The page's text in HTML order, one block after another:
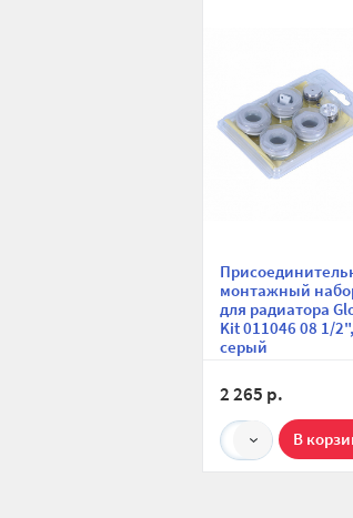
монтажный
для радиатора
Kit 011046 08 1/2",
серый
2 265 р.
1